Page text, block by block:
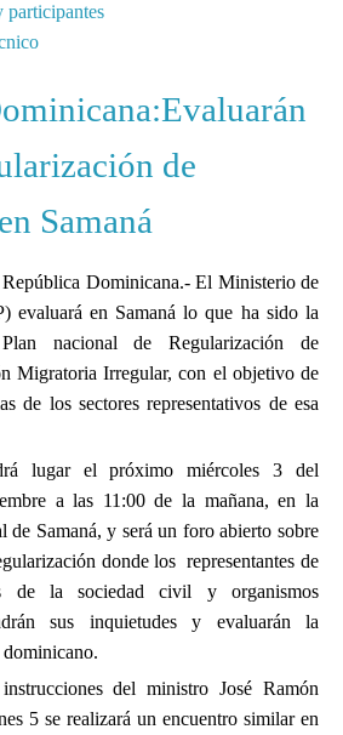
participantes
de
Samaná
Dominicana.- El Ministerio de
evaluará en Samaná lo que ha sido la
nacional de Regularización de
Migratoria Irregular, con el objetivo de
de los sectores representativos de esa
lugar el próximo miércoles 3 del
a las 11:00 de la mañana, en la
de Samaná, y será un foro abierto sobre
donde los representantes de
de la sociedad civil y organismos
sus inquietudes y evaluarán la
del ministro José Ramón
5 se realizará un encuentro similar en